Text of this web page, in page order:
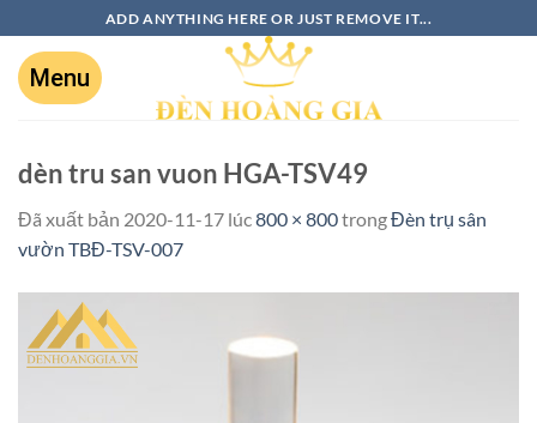
ADD ANYTHING HERE OR JUST REMOVE IT...
dèn tru san vuon HGA-TSV49
Đã xuất bản 2020-11-17 lúc800 × 800trongĐèn trụ sân
vườn TBĐ-TSV-007